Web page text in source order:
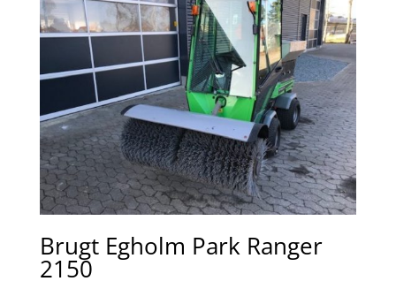
Brugt Egholm Park Ranger
2150